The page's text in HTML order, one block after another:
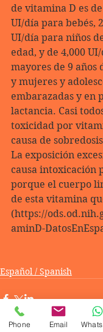
de vitamina D es
UI/día para bebés,
UI/día para niños
edad, y de 4,000
mayores de 9 años
y mujeres y
embarazadas y en
lactancia. Casi
toxicidad por
causa de
La exposición
causa intoxicación
porque el cuerpo
de esta vitamina
(https://
aminD-
Español / Spanish
Phone Email